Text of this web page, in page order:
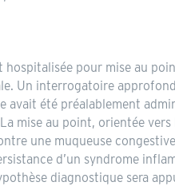
hospitalisée pour mise au
Un interrogatoire
avait été préalablement
mise au point, orientée
une muqueuse
d’un syndrome
diagnostique sera